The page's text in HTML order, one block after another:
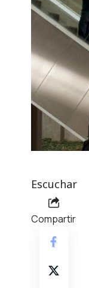
Escuchar
Compartir